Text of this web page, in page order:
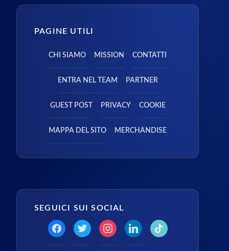
PAGINE UTILI
CHI SIAMO MISSION CONTATTI
ENTRA NEL TEAM PARTNER
GUEST POST PRIVACY COOKIE
MAPPA DEL SITO MERCHANDISE
SEGUICI SUI SOCIAL